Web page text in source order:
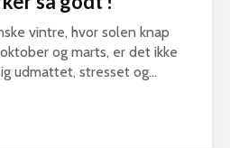
vintre, hvor solen knap
og marts, er det ikke
udmattet, stresset og...